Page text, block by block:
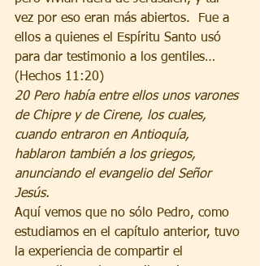
vez por eso eran más abiertos.  Fue a
ellos a quienes el Espíritu Santo usó
para dar testimonio a los gentiles…
(Hechos 11:20)
20 Pero había entre ellos unos varones
de Chipre y de Cirene, los cuales,
cuando entraron en Antioquía,
hablaron también a los griegos,
anunciando el evangelio del Señor
Jesús.
Aquí vemos que no sólo Pedro, como
estudiamos en el capítulo anterior, tuvo
la experiencia de compartir el